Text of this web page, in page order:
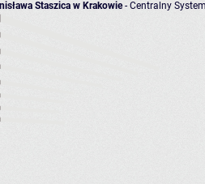
Staszica w Krakowie- Centralny